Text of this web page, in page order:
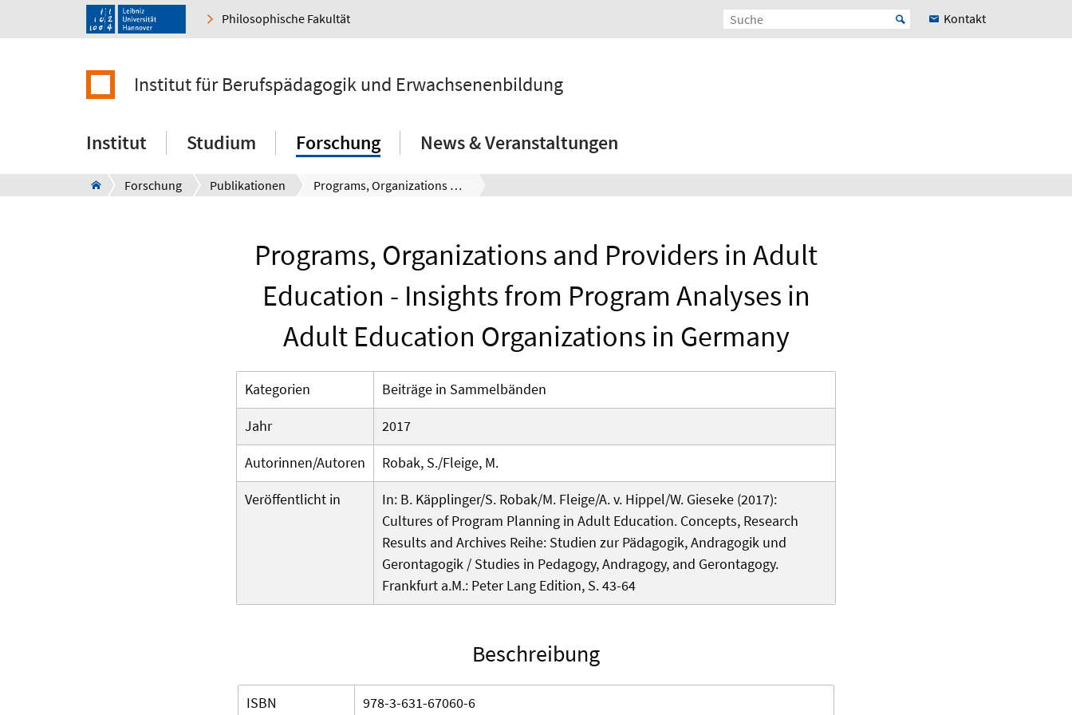
Philosophische Fakultät Kontakt
Institut für Berufspädagogik und Erwachsenenbildung
Institut Studium Forschung News & Veranstaltungen
Forschung Publikationen Programs, Organizations and Providers in Adult Education - Insights from Program Analyses in Adult Education Organizations in Germany
Programs, Organizations and Providers in Adult
Education - Insights from Program Analyses in
Adult Education Organizations in Germany
Kategorien
Beiträge in Sammelbänden
Jahr
2017
Autorinnen/Autoren
Robak, S./Fleige, M.
Veröffentlicht in
In: B. Käpplinger/S. Robak/M. Fleige/A. v. Hippel/W. Gieseke (2017):
Cultures of Program Planning in Adult Education. Concepts, Research
Results and Archives Reihe: Studien zur Pädagogik, Andragogik und
Gerontagogik / Studies in Pedagogy, Andragogy, and Gerontagogy.
Frankfurt a.M.: Peter Lang Edition, S. 43-64
Beschreibung
ISBN 978-3-631-67060-6